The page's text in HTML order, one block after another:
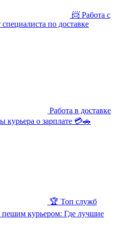
📨 Работа с
по доставке
Работа в доставке
курьера о зарплате 💳🚗
🏆 Топ служб
пешим курьером: Где лучшие